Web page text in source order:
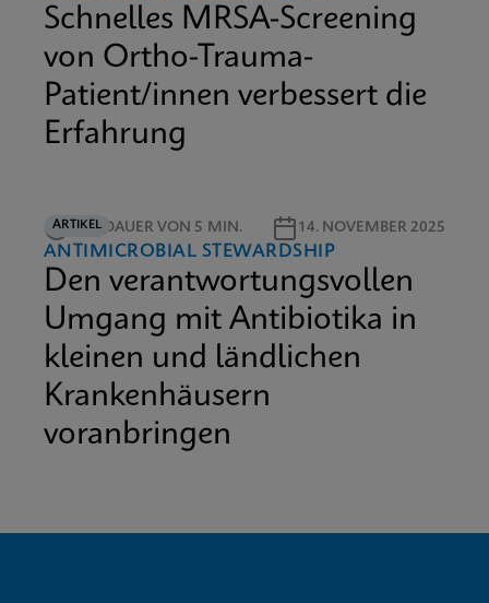
Schnelles MRSA-Screening
von Ortho-Trauma-
Patient/innen verbessert die
Erfahrung
ARTIKEL
LESEDAUER VON 5 MIN. 14. NOVEMBER 2025
ANTIMICROBIAL STEWARDSHIP
Den verantwortungsvollen
Umgang mit Antibiotika in
kleinen und ländlichen
Krankenhäusern
voranbringen